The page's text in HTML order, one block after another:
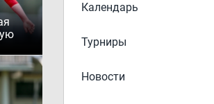
Календарь
Турниры
Новости